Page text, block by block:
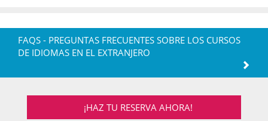
FAQS - PREGUNTAS FRECUENTES SOBRE LOS CURSOS
DE IDIOMAS EN EL EXTRANJERO
¡HAZ TU RESERVA AHORA!